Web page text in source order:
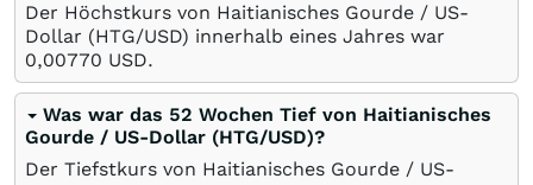
Der Höchstkurs von Haitianisches Gourde / US-
Dollar (HTG/USD) innerhalb eines Jahres war
0,00770 USD.
Was war das 52 Wochen Tief von Haitianisches
Gourde / US-Dollar (HTG/USD)?
Der Tiefstkurs von Haitianisches Gourde / US-